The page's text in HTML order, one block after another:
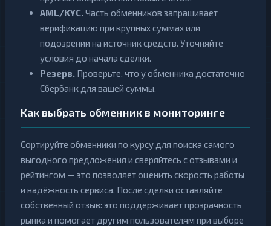
AML/KYC.Часть обменников запрашивает
верификацию при крупных суммах или
подозрении на источник средств. Уточняйте
условия до начала сделки.
Резерв. Проверьте, что у обменника достаточно
Сбербанк для вашей суммы.
Как выбрать обменник в мониторинге
Сортируйте обменники по курсу для поиска самого
выгодного предложения и сверяйтесь с отзывами и
рейтингом — это позволяет оценить скорость работы
и надёжность сервиса. После сделки оставляйте
собственный отзыв: это поддерживает прозрачность
рынка и помогает другим пользователям при выборе